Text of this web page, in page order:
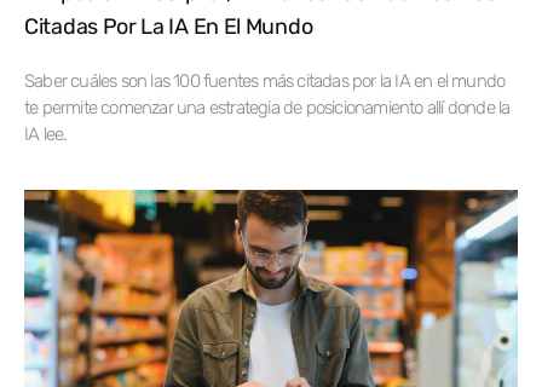
Citadas Por La IA En El Mundo
Saber cuáles son las 100 fuentes más citadas por la IA en el mundo
te permite comenzar una estrategia de posicionamiento allí donde la
IA lee.